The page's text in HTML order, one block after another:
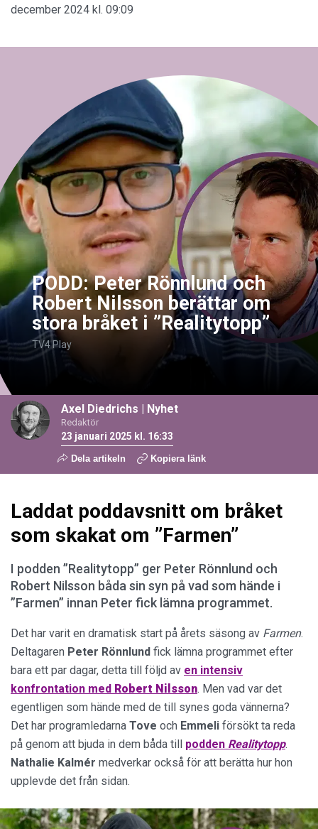
december 2024 kl. 09:09
PODD: Peter Rönnlund och
Robert Nilsson berättar om
stora bråket i ”Realitytopp”
TV4 Play
Axel Diedrichs | Nyhet
Redaktör
23 januari 2025 kl. 16:33
Dela artikeln Kopiera länk
Laddat poddavsnitt om bråket
som skakat om ”Farmen”
I podden ”Realitytopp” ger Peter Rönnlund och
Robert Nilsson båda sin syn på vad som hände i
”Farmen” innan Peter fick lämna programmet.
Det har varit en dramatisk start på årets säsong av Farmen.
Deltagaren Peter Rönnlund fick lämna programmet efter
bara ett par dagar, detta till följd av en intensiv
konfrontation med Robert Nilsson. Men vad var det
egentligen som hände med de till synes goda vännerna?
Det har programledarna Tove och Emmeli försökt ta reda
på genom att bjuda in dem båda till podden Realitytopp.
Nathalie Kalmér medverkar också för att berätta hur hon
upplevde det från sidan.